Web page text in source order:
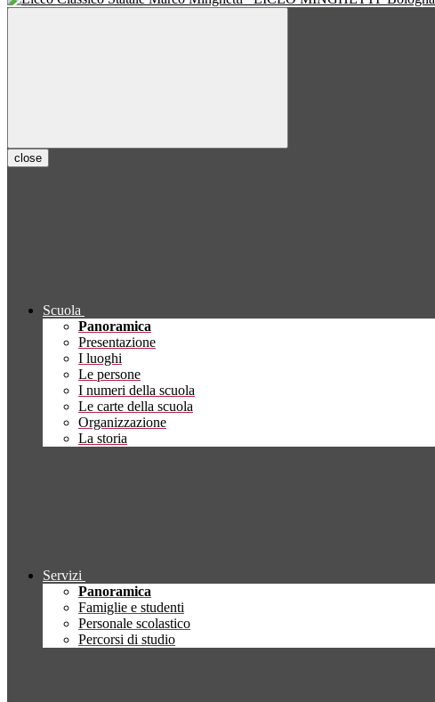
close
Scuola
Panoramica
Presentazione
I luoghi
Le persone
I numeri della scuola
Le carte della scuola
Organizzazione
La storia
Servizi
Panoramica
Famiglie e studenti
Personale scolastico
Percorsi di studio